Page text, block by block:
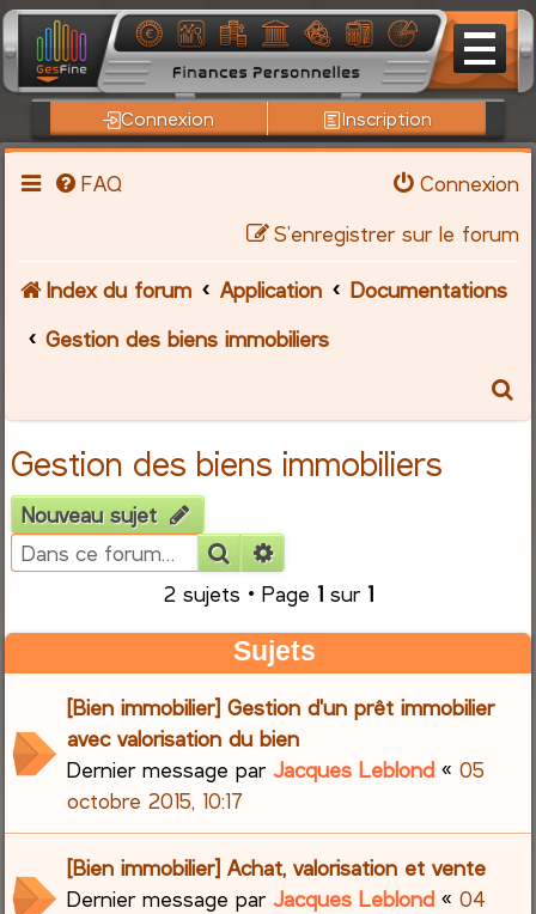
Connexion Inscription
FAQ
Connexion
S’enregistrer sur le forum
Index du forum Application
Documentations
Gestion des biens immobiliers
r
c
r
Gestion des biens immobiliers
Nouveau sujet
Rechercher
2 sujets • Page 1sur 1
Sujets
[Bien immobilier] Gestion d'un prêt immobilier
avec valorisation du bien
Dernier message parJacques Leblond «05
octobre 2015, 10:17
[Bien immobilier] Achat, valorisation et vente
Dernier message parJacques Leblond «04